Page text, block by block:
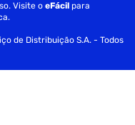
Visite oeFácil para
de Distribuição S.A. - Todos